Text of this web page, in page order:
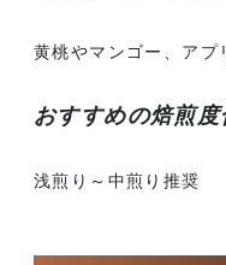
黄桃やマンゴー、アプ
おすすめの焙煎度
浅煎り～中煎り推奨